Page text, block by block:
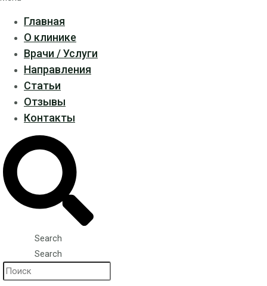
Главная
О клинике
Врачи / Услуги
Направления
Статьи
Отзывы
Контакты
Search
Search